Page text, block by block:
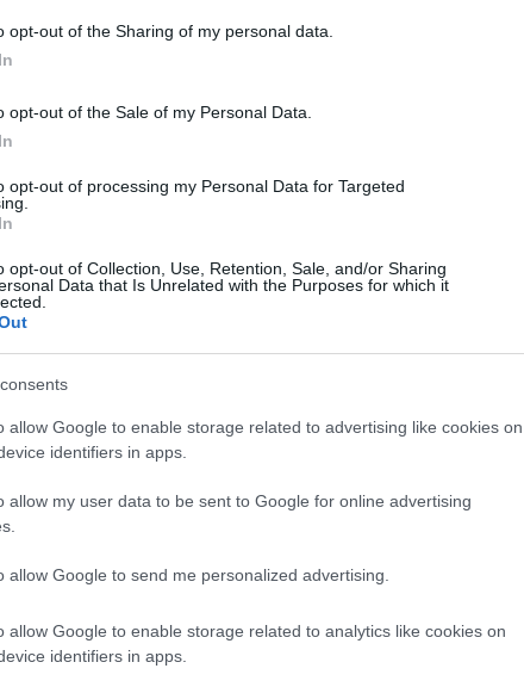
opt-out of the Sharing of my personal data.
opt-out of the Sale of my Personal Data.
opt-out of processing my Personal Data for Targeted
opt-out of Collection, Use, Retention, Sale, and/or Sharing
Data that Is Unrelated with the Purposes for which it
allow Google to enable storage related to advertising like cookies on
identifiers in apps.
allow my user data to be sent to Google for online advertising
allow Google to send me personalized advertising.
allow Google to enable storage related to analytics like cookies on
identifiers in apps.
és igazán jól bírta a gyűrődést a 224
képek, ábrák és térképek olyan mesterien lettek
minden lap olvasás közben. De önmagában
ezt a szép könyvet. Ami igazán tetszett,
felépítése. Az éppen soron következő téma
szigetország térképén elhelyezi a kifejteni
hosszabb leíró rész. Nem kell megijedni,
ránk, hanem pont annyi információ, mely egy